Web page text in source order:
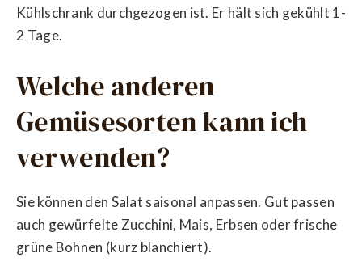
Kühlschrank durchgezogen ist. Er hält sich gekühlt 1-
2 Tage.
Welche anderen
Gemüsesorten kann ich
verwenden?
Sie können den Salat saisonal anpassen. Gut passen
auch gewürfelte Zucchini, Mais, Erbsen oder frische
grüne Bohnen (kurz blanchiert).